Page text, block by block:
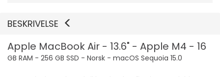
BESKRIVELSE
Apple MacBook Air - 13.6" - Apple M4 - 16
GB RAM - 256 GB SSD - Norsk - macOS Sequoia 15.0